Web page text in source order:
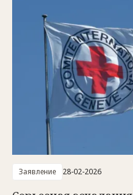
Заявление 28-02-2026